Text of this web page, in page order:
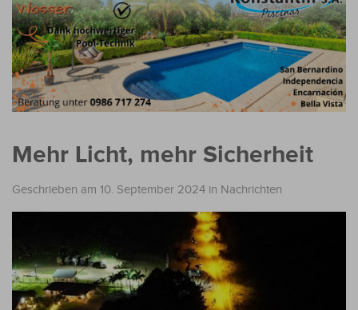
Mehr Licht, mehr Sicherheit
Geschrieben am 10. September 2024 in Nachrichten